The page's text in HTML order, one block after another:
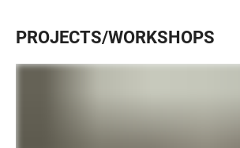
PROJECTS/WORKSHOPS